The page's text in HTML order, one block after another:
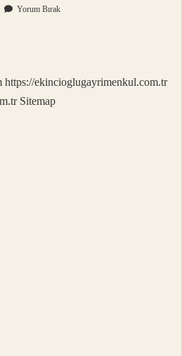
Yorum Bırak
https://ekincioglugayrimenkul.com.tr
Sitemap